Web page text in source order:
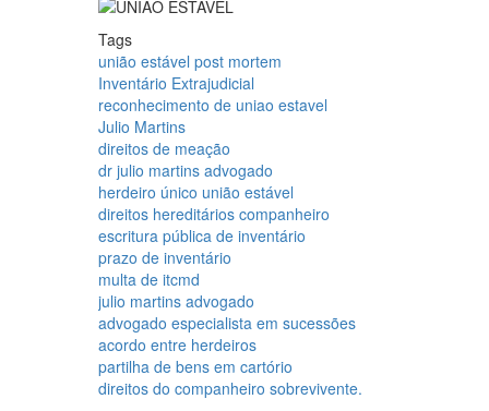
Tags
união estável post mortem
Inventário Extrajudicial
reconhecimento de uniao estavel
Julio Martins
direitos de meação
dr julio martins advogado
herdeiro único união estável
direitos hereditários companheiro
escritura pública de inventário
prazo de inventário
multa de itcmd
julio martins advogado
advogado especialista em sucessões
acordo entre herdeiros
partilha de bens em cartório
direitos do companheiro sobrevivente.